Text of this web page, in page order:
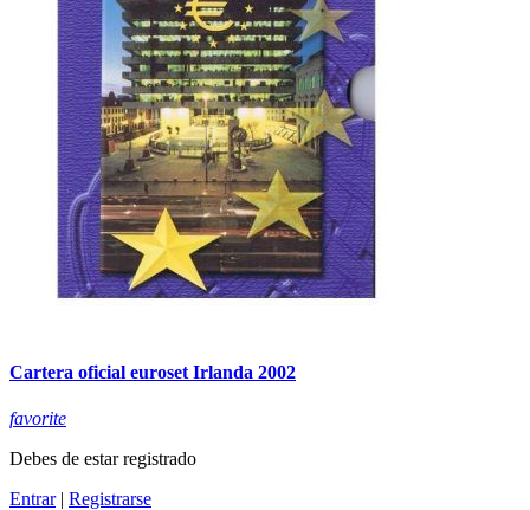
Cartera oficial euroset Irlanda 2002
favorite
Debes de estar registrado
Entrar| Registrarse